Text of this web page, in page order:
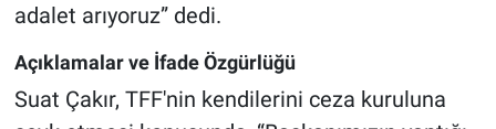
adalet arıyoruz” dedi.
Açıklamalar ve İfade Özgürlüğü
Suat Çakır, TFF'nin kendilerini ceza kuruluna